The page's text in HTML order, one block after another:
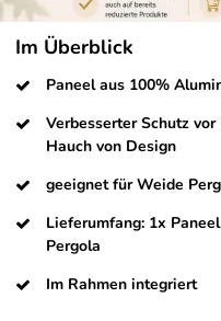
Im Überblick
Paneel aus 100%
Verbesserter Schutz
Hauch von Design
geeignet für Weide
Lieferumfang: 1x
Pergola
Im Rahmen integriert